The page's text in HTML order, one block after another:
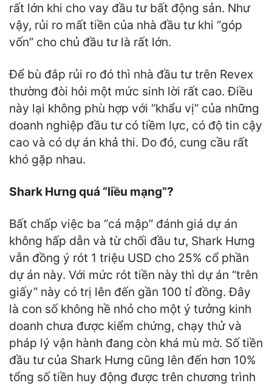
rất lớn khi cho vay đầu tư bất động sản. Như
vậy, rủi ro mất tiền của nhà đầu tư khi “góp
vốn” cho chủ đầu tư là rất lớn.
Để bù đắp rủi ro đó thì nhà đầu tư trên Revex
thường đòi hỏi một mức sinh lời rất cao. Điều
này lại không phù hợp với “khẩu vị” của những
doanh nghiệp đầu tư có tiềm lực, có độ tin cậy
cao và có dự án khả thi. Do đó, cung cầu rất
khó gặp nhau.
Shark Hưng quá “liều mạng”?
Bất chấp việc ba “cá mập” đánh giá dự án
không hấp dẫn và từ chối đầu tư, Shark Hưng
vẫn đồng ý rót 1 triệu USD cho 25% cổ phần
dự án này. Với mức rót tiền này thì dự án “trên
giấy” này có trị lên đến gần 100 tỉ đồng. Đây
là con số không hề nhỏ cho một ý tưởng kinh
doanh chưa được kiểm chứng, chạy thử và
pháp lý vận hành đang còn khá mù mờ. Số tiền
đầu tư của Shark Hưng cũng lên đến hơn 10%
tổng số tiền huy động được trên chương trình